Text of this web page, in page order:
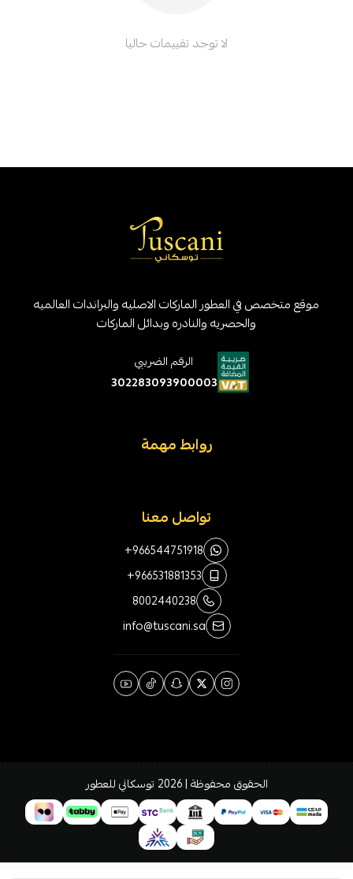
لا توجد تقييمات حاليا
موقع متخصص في العطور الماركات الاصليه والبراندات العالميه
والحصريه والنادره وبدائل الماركات
الرقم الضريبي
302283093900003
روابط مهمة
تواصل معنا
+966544751918
+966531881353
8002440238
info@tuscani.sa
الحقوق محفوظة | 2026 توسكاني للعطور